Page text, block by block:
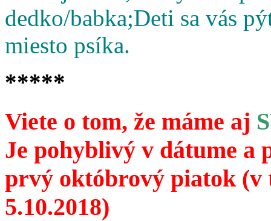
dedko/babka;Deti sa vás
miesto psíka.
*****
Viete o tom, že máme aj
Je pohyblivý v dátume a
prvý októbrový piatok
5.10.2018)